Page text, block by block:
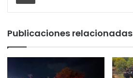
Publicaciones relacionadas